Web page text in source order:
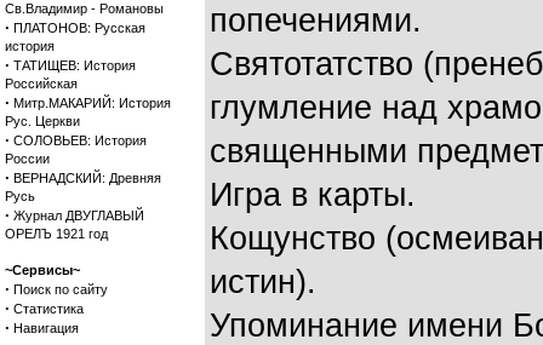
Св.Владимир - Романовы
· ПЛАТОНОВ: Русская
история
· ТАТИЩЕВ: История
Российская
· Митр.МАКАРИЙ: История
Рус. Церкви
· СОЛОВЬЕВ: История
России
· ВЕРНАДСКИЙ: Древняя
Русь
· Журнал ДВУГЛАВЫЙ
ОРЕЛЪ 1921 год
~Сервисы~
· Поиск по сайту
· Статистика
· Навигация
попечениями.
Святотатство
глумление над
священными
Игра в карты.
Кощунство
истин).
Упоминание имени